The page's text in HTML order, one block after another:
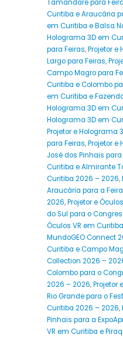
Tamandaré para
Curitiba e Araucária
em Curitiba e Balsa
Holograma 3D em
para Feiras,Projetor e
Largo para Feiras,
Campo Magro para
Curitiba e Colombo
em Curitiba e
Holograma 3D em
Holograma 3D em
Projetor e Holograma
para Feiras,Projetor e
José dos Pinhais para
Curitiba e Almirante
Curitiba 2026 – 2026,
Araucária para a
2026,Projetor e
do Sul para o
Óculos VR em
MundoGEO Connect
Curitiba e Campo
Collection 2026 –
Colombo para o
2026 – 2026,Projetor
Rio Grande para o
Curitiba 2026 – 2026,
Pinhais para a
VR em Curitiba e